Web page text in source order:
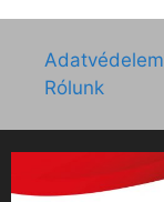
Adatvédelem
Rólunk